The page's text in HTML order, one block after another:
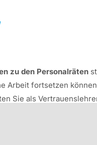
zu den Personalräten
Arbeit fortsetzen
Sie als